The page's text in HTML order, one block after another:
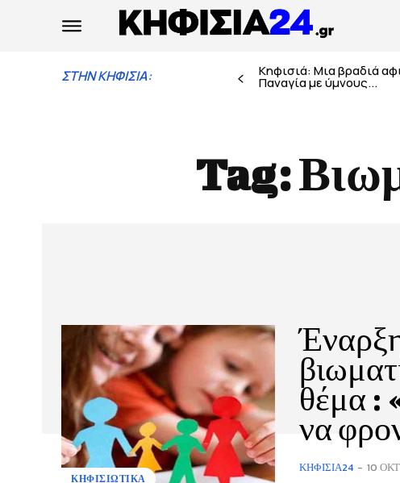
ΣΤΗΝ ΚΗΦΙΣΙΑ: Κηφισιά: Μια βραδιά
Παναγία με ύμνους...
Tag:
ΚΗΦΙΣΙΩΤΙΚΑ
θέμα :
να
ΚΗΦΙΣΙΆ24 - 10